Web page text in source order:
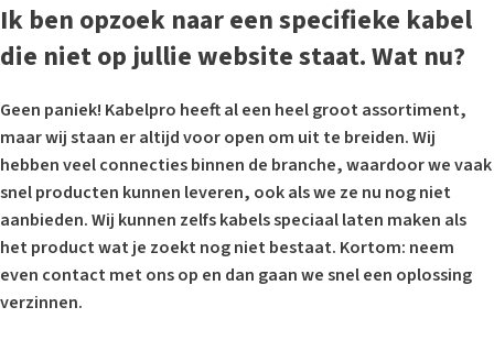
Ik ben opzoek naar een specifieke kabel
die niet op jullie website staat. Wat nu?
Geen paniek! Kabelpro heeft al een heel groot assortiment,
maar wij staan er altijd voor open om uit te breiden. Wij
hebben veel connecties binnen de branche, waardoor we vaak
snel producten kunnen leveren, ook als we ze nu nog niet
aanbieden. Wij kunnen zelfs kabels speciaal laten maken als
het product wat je zoekt nog niet bestaat. Kortom: neem
even contact met ons op en dan gaan we snel een oplossing
verzinnen.